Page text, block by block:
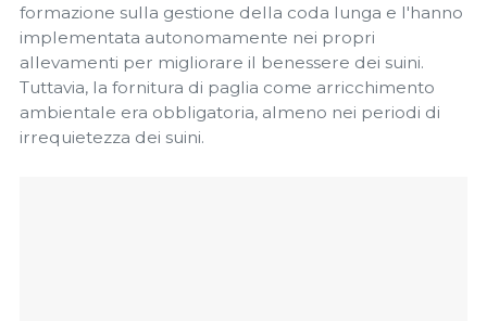
formazione sulla gestione della coda lunga e l'hanno
implementata autonomamente nei propri
allevamenti per migliorare il benessere dei suini.
Tuttavia, la fornitura di paglia come arricchimento
ambientale era obbligatoria, almeno nei periodi di
irrequietezza dei suini.